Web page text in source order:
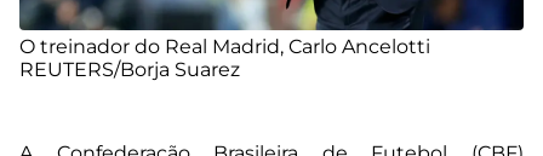
O treinador do Real Madrid, Carlo Ancelotti
REUTERS/Borja Suarez